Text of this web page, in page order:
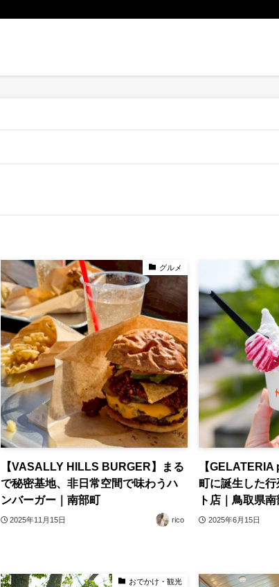
グルメ
【VASALLY HILLS BURGER】まる
で秘密基地、非日常空間で味わうハ
ンバーガー｜南部町
2025年11月15日 rico
【
町に誕生した
ト店｜鳥取県
2025年6月15日
おでかけ・観光